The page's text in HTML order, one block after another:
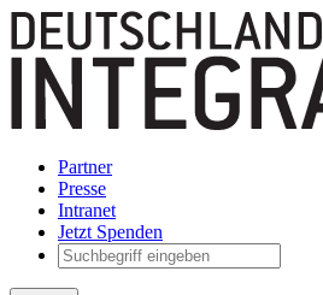
Partner
Presse
Intranet
Jetzt Spenden